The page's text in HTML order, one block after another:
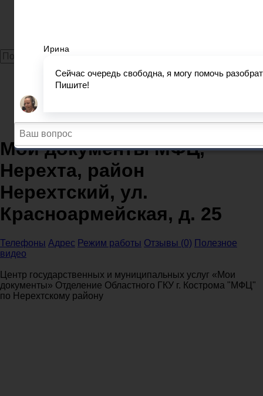
Главная
Костромская область
Мои документы МФЦ, Нерехта, район Нерехтский, ул.
Красноармейская, д. 25
Мои документы МФЦ,
Нерехта, район
Нерехтский, ул.
Красноармейская, д. 25
Телефоны Адрес Режим работы Отзывы (0) Полезное
видео
Центр государственных и муниципальных услуг «Мои
документы» Отделение Областного ГКУ г. Кострома "МФЦ"
по Нерехтскому району